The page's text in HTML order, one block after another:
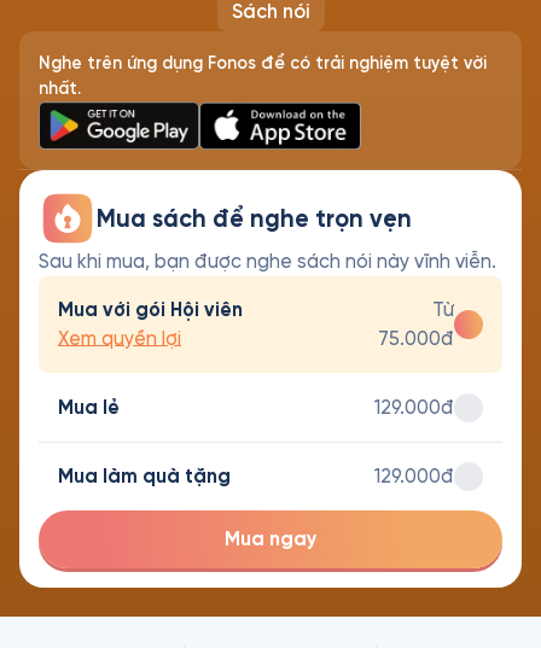
Sách nói
Nghe trên ứng dụng Fonos để có trải nghiệm tuyệt vời
nhất.
Mua sách để nghe trọn vẹn
Sau khi mua, bạn được nghe sách nói này vĩnh viễn.
Mua với gói Hội viên
Xem quyền lợi
Từ
75.000đ
Mua lẻ 129.000đ
Mua làm quà tặng 129.000đ
Mua ngay